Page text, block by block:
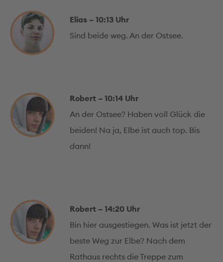
Elias – 10:13 Uhr
Sind beide weg. An der Ostsee.
Robert – 10:14 Uhr
An der Ostsee? Haben voll Glück die
beiden! Na ja, Elbe ist auch top. Bis
dann!
Robert – 14:20 Uhr
Bin hier ausgestiegen. Was ist jetzt der
beste Weg zur Elbe? Nach dem
Rathaus rechts die Treppe zum